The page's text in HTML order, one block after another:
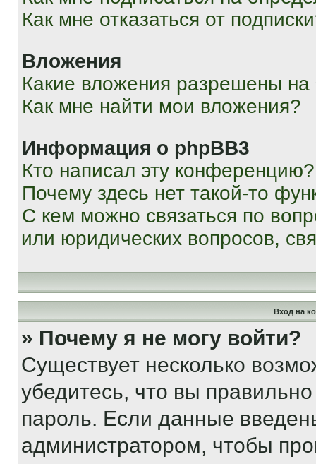
Как мне отказаться от
Вложения
Какие вложения разрешены
Как мне найти мои вложения?
Информация о phpBB3
Кто написал эту конференцию?
Почему здесь нет такой-то
С кем можно связаться по
или юридических вопросов,
Вход на
» Почему я не могу войти?
Существует несколько
убедитесь, что вы
пароль. Если данные
администратором, чтобы